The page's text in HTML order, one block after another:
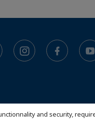
and security,